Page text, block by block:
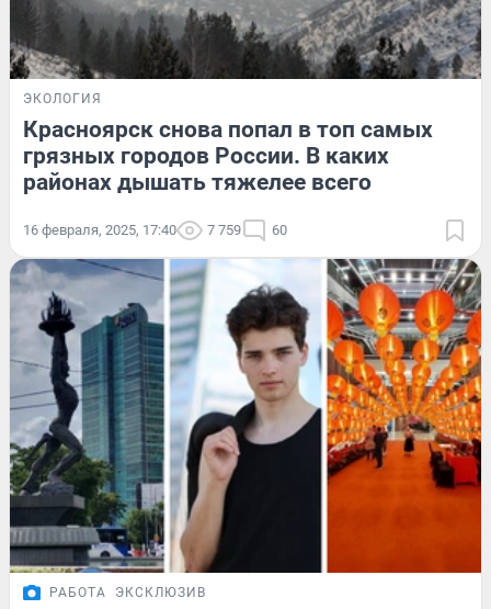
ЭКОЛОГИЯ
Красноярск снова попал в топ самых
грязных городов России. В каких
районах дышать тяжелее всего
16 февраля, 2025, 17:40 7 759 60
РАБОТА ЭКСКЛЮЗИВ